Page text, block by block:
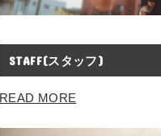
STAFF(スタッフ)
READ MORE